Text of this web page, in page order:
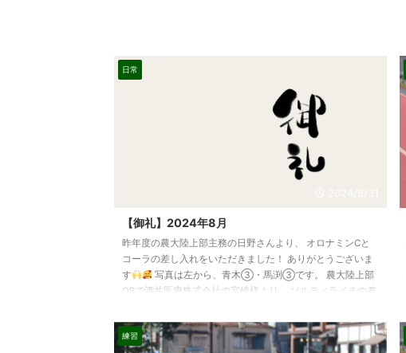
日常
【御礼】2024年8月
昨年度の農大陸上部主務の日野さんより、 オロナミンCと
コーラの差し入れをいただきました！ ありがとうございま
す
写真は左から、青木③・馬渕③です。 農大陸上部
OBで酒井医療株式会社の宮崎様より、 ソルティライチの差
は左から、室井②・渡邉有②です。 圓谷③の御家族よ
り、 アミノバイタル、inゼリー、チョコレート、塩分チャ
練習